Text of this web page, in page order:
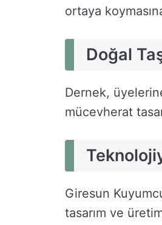
ortaya
Doğal
Dernek,
mücevherat
Giresun
tasarım ve